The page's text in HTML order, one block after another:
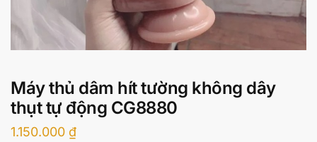
Máy thủ dâm hít tường không dây
thụt tự động CG8880
1.150.000 ₫